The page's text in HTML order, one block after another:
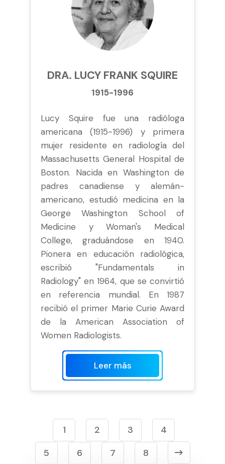
DRA. LUCY FRANK SQUIRE
1915-1996
Lucy Squire fue una radióloga
americana (1915-1996) y primera
mujer residente en radiología del
Massachusetts General Hospital de
Boston. Nacida en Washington de
padres canadiense y alemán-
americano, estudió medicina en la
George Washington School of
Medicine y Woman's Medical
College, graduándose en 1940.
Pionera en educación radiológica,
escribió "Fundamentals in
Radiology" en 1964, que se convirtió
en referencia mundial. En 1987
recibió el primer Marie Curie Award
de la American Association of
Women Radiologists.
Leer más
1 2 3
4
5
6 7 8